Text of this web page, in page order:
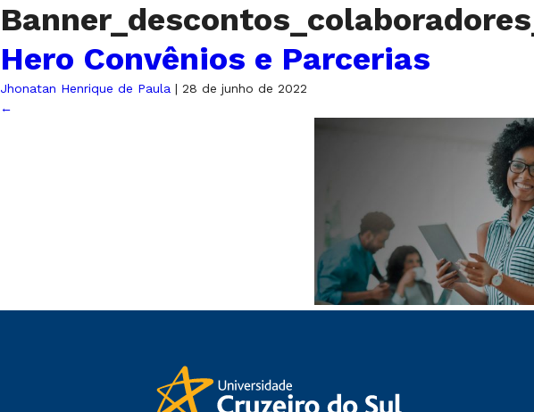
Hero Convênios e Parcerias
Jhonatan Henrique de Paula | 28 de junho de 2022
←